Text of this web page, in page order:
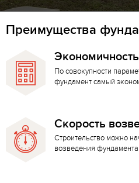
Преимущества
Экономичность
По совокупности
фундамент самый
Скорость
Строительство можно
возведения фундамента